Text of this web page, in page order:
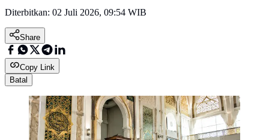
Diterbitkan: 02 Juli 2026, 09:54 WIB
Share
Copy Link
Batal